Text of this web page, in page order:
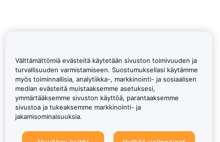
Välttämättömiä evästeitä käytetään sivuston toimivuuden ja
turvallisuuden varmistamiseen. Suostumuksellasi käytämme
myös toiminnallisia, analytiikka-, markkinointi- ja sosiaalisen
median evästeitä muistaaksemme asetuksesi,
ymmärtääksemme sivuston käyttöä, parantaaksemme
sivustoa ja tukeaksemme markkinointi- ja
jakamisominaisuuksia.